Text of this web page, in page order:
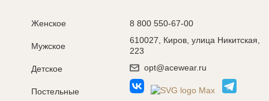
Женское
Мужское
Детское
Постельные
8 800 550-67-00
610027, Киров, улица Никитская,
223
opt@acewear.ru